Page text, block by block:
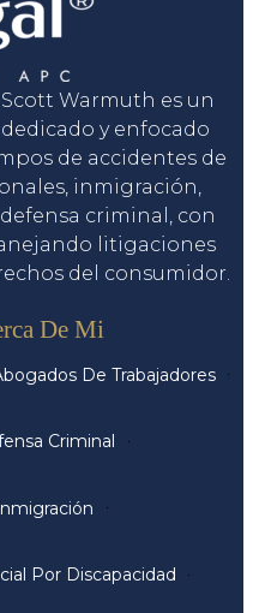
Warmuth es un
y enfocado
de accidentes de
inmigración,
criminal, con
litigaciones
del consumidor.
De Mi
De Trabajadores
Criminal
Por Discapacidad